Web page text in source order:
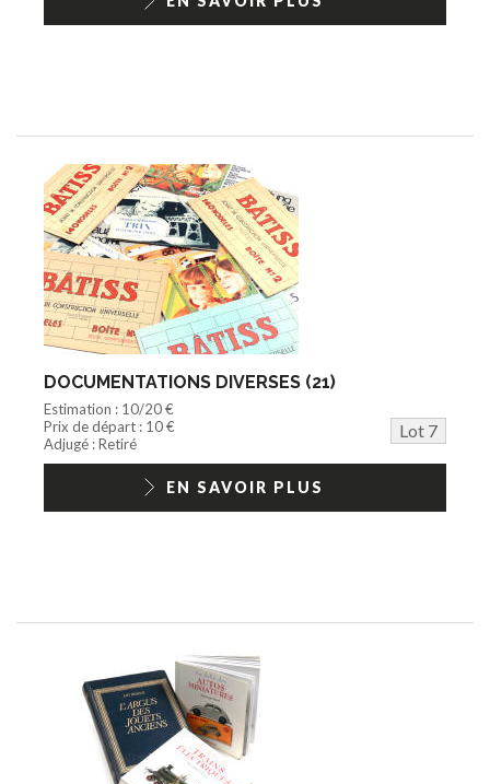
DOCUMENTATIONS DIVERSES (21)
Estimation : 10/20 €
Prix de départ : 10 €
Lot 7
Adjugé : Retiré
EN SAVOIR PLUS